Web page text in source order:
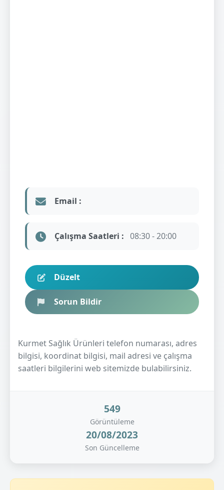
Email :
Çalışma Saatleri : 08:30 - 20:00
Düzelt
Sorun Bildir
Kurmet Sağlık Ürünleri telefon numarası, adres
bilgisi, koordinat bilgisi, mail adresi ve çalışma
saatleri bilgilerini web sitemizde bulabilirsiniz.
549
Görüntüleme
20/08/2023
Son Güncelleme